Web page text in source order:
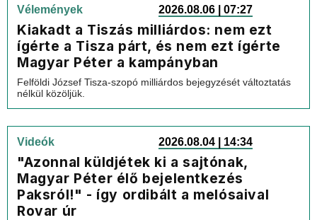
Vélemények 2026.08.06 | 07:27
Kiakadt a Tiszás milliárdos: nem ezt
ígérte a Tisza párt, és nem ezt ígérte
Magyar Péter a kampányban
Felföldi József Tisza-szopó milliárdos bejegyzését változtatás
nélkül közöljük.
Videók 2026.08.04 | 14:34
"Azonnal küldjétek ki a sajtónak,
Magyar Péter élő bejelentkezés
Paksról!" - így ordibált a melósaival
Rovar úr